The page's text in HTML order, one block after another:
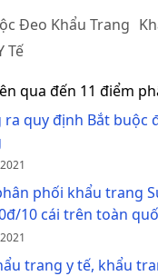
Đeo Khẩu Trang
Tế
qua đến 11 điểm
quy định Bắt buộc
phối khẩu trang
10 cái trên toàn
trang y tế, khẩu